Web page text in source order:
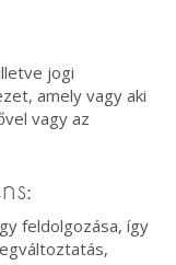
jogi
amely vagy aki
vagy az
feldolgozása, így